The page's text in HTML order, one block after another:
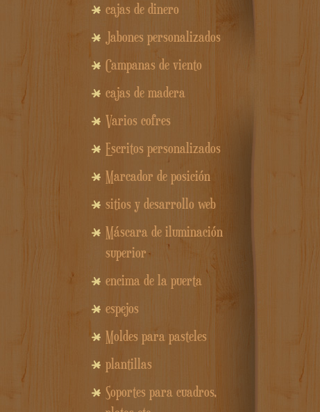
cajas de dinero
Jabones personalizados
Campanas de viento
cajas de madera
Varios cofres
Escritos personalizados
Marcador de posición
sitios y desarrollo web
Máscara de iluminación
superior
encima de la puerta
espejos
Moldes para pasteles
plantillas
Soportes para cuadros,